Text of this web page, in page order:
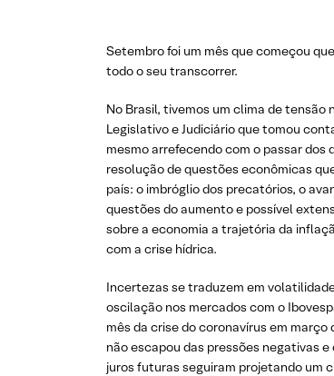
Setembro foi um mês que começou
todo o seu transcorrer.
No Brasil, tivemos um clima de
Legislativo e Judiciário que tomou
mesmo arrefecendo com o passar dos
resolução de questões econômicas
país: o imbróglio dos precatórios, o
questões do aumento e possível
sobre a economia a trajetória da
com a crise hídrica.
Incertezas se traduzem em
oscilação nos mercados com o
mês da crise do coronavírus em
não escapou das pressões negativas
juros futuras seguiram projetando um